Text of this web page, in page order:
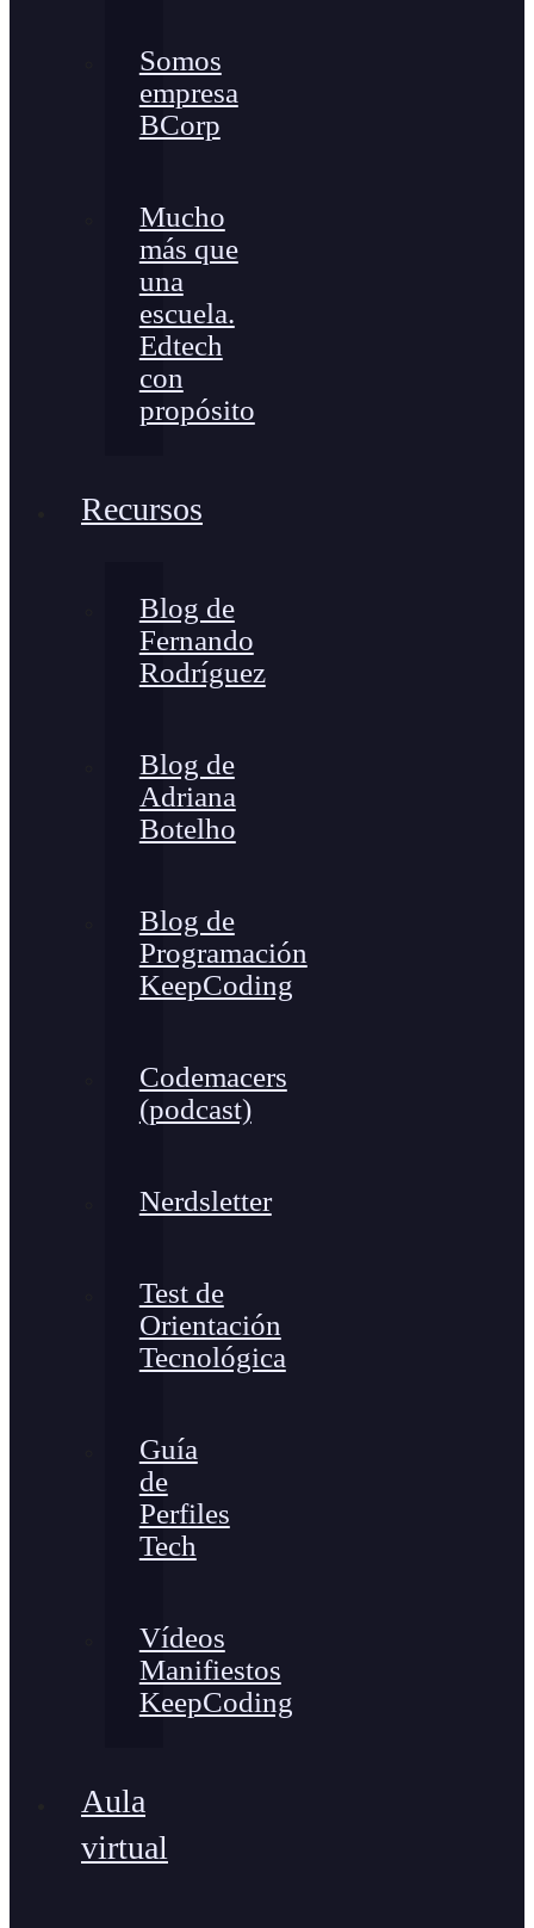
Somos
empresa
BCorp
Mucho
más que
una
escuela.
Edtech
con
propósito
Recursos
Blog de
Fernando
Rodríguez
Blog de
Adriana
Botelho
Blog de
Programación
KeepCoding
Codemacers
(podcast)
Nerdsletter
Test de
Orientación
Tecnológica
Guía
de
Perfiles
Tech
Vídeos
Manifiestos
KeepCoding
Aula
virtual